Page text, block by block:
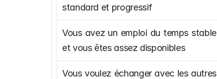
standard et progressif
Vous avez un emploi du temps stable
et vous êtes assez disponibles
Vous voulez échanger avec les autres